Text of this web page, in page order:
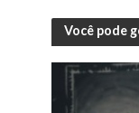
Você pode